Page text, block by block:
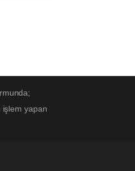
işlem yapan